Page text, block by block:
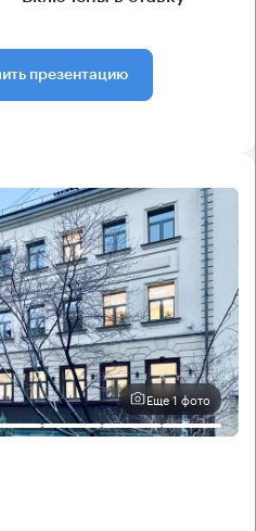
презентацию
Еще 1 фото